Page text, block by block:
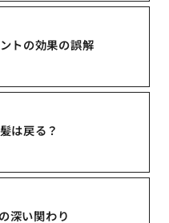
トの効果の誤解
は戻る？
深い関わり